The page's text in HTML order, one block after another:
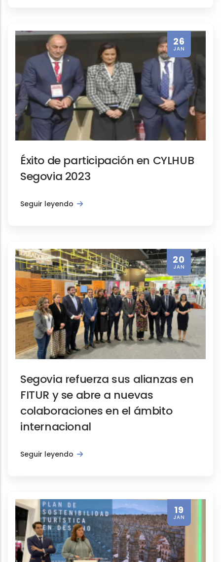
26
JAN
Éxito de participación en CYLHUB
Segovia 2023
Seguir leyendo
20
JAN
Segovia refuerza sus alianzas en
FITUR y se abre a nuevas
colaboraciones en el ámbito
internacional
Seguir leyendo
19
JAN